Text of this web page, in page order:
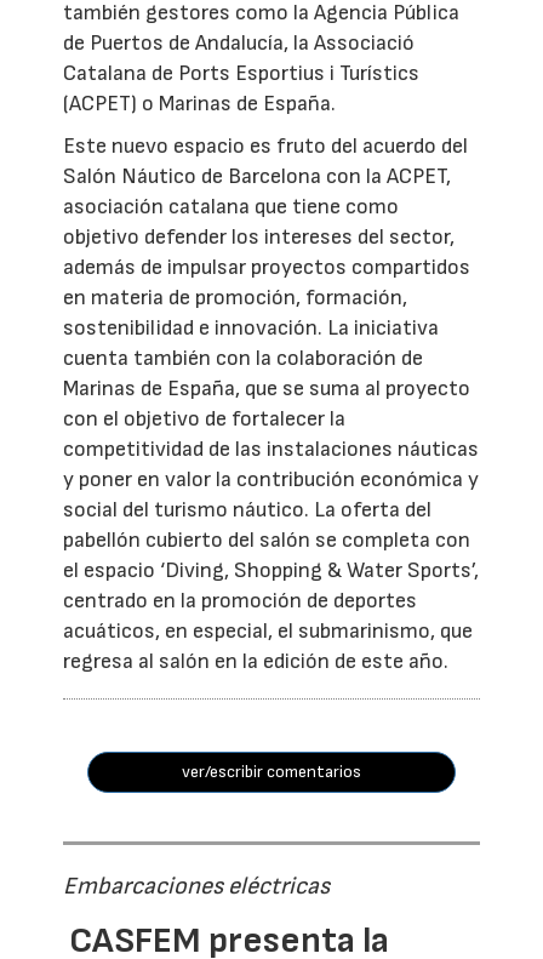
también gestores como la Agencia Pública
de Puertos de Andalucía, la Associació
Catalana de Ports Esportius i Turístics
(ACPET) o Marinas de España.
Este nuevo espacio es fruto del acuerdo del
Salón Náutico de Barcelona con la ACPET,
asociación catalana que tiene como
objetivo defender los intereses del sector,
además de impulsar proyectos compartidos
en materia de promoción, formación,
sostenibilidad e innovación. La iniciativa
cuenta también con la colaboración de
Marinas de España, que se suma al proyecto
con el objetivo de fortalecer la
competitividad de las instalaciones náuticas
y poner en valor la contribución económica y
social del turismo náutico. La oferta del
pabellón cubierto del salón se completa con
el espacio ‘Diving, Shopping & Water Sports’,
centrado en la promoción de deportes
acuáticos, en especial, el submarinismo, que
regresa al salón en la edición de este año.
ver/escribir comentarios
Embarcaciones eléctricas
CASFEM presenta la